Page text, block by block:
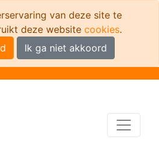
van deze site te
deze website cookies.
Ik ga niet akkoord